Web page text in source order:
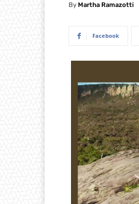
By Martha Ramazotti
Facebook